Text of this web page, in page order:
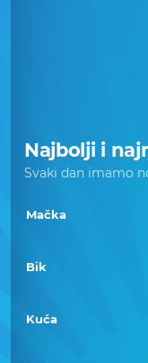
Najbolji i
Svaki dan imamo
Mačka
Bik
Kuća